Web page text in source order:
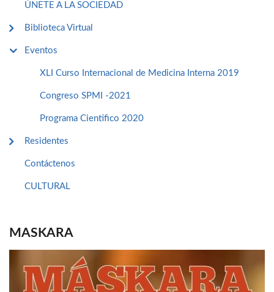
ÚNETE A LA SOCIEDAD
Biblioteca Virtual
Eventos
XLI Curso Internacional de Medicina Interna 2019
Congreso SPMI -2021
Programa Cientifico 2020
Residentes
Contáctenos
CULTURAL
MASKARA